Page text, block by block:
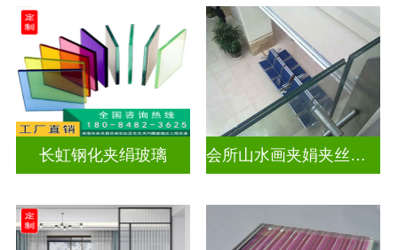
长虹钢化夹绢玻璃 会所山水画夹娟夹丝玻璃